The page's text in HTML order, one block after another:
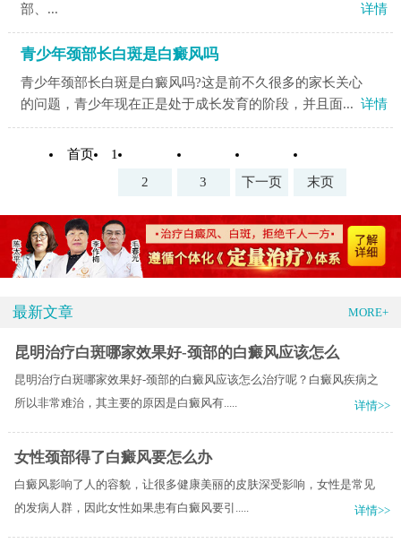
部、...
详情
青少年颈部长白斑是白癜风吗
青少年颈部长白斑是白癜风吗?这是前不久很多的家长关心
的问题，青少年现在正是处于成长发育的阶段，并且面... 详情
首页
1
2
3 下一页 末页
最新文章 MORE+
昆明治疗白斑哪家效果好-颈部的白癜风应该怎么
昆明治疗白斑哪家效果好-颈部的白癜风应该怎么治疗呢？白癜风疾病之
所以非常难治，其主要的原因是白癜风有.....
详情>>
女性颈部得了白癜风要怎么办
白癜风影响了人的容貌，让很多健康美丽的皮肤深受影响，女性是常见
的发病人群，因此女性如果患有白癜风要引.....
详情>>